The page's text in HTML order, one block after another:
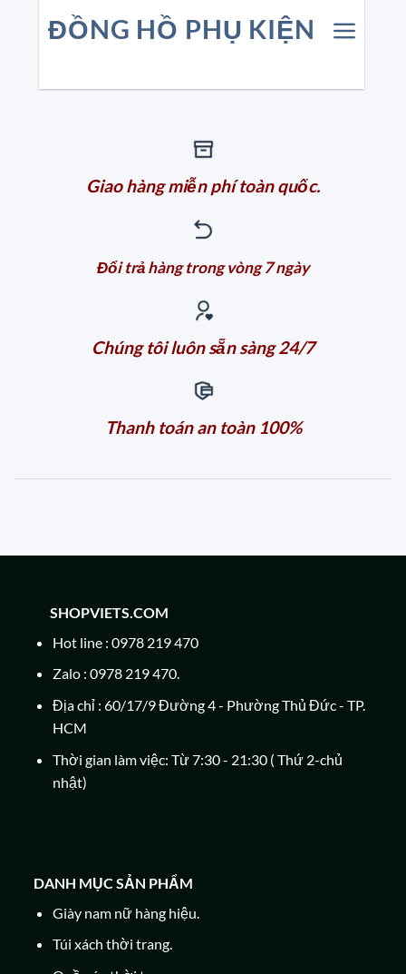
ĐỒNG HỒ PHỤ KIỆN
Giao hàng miễn phí toàn quốc.
Đổi trả hàng trong vòng 7 ngày
Chúng tôi luôn sẵn sàng 24/7
Thanh toán an toàn 100%
SHOPVIETS.COM
Hot line : 0978 219 470
Zalo : 0978 219 470.
Địa chỉ : 60/17/9 Đường 4 - Phường Thủ Đức - TP.
HCM
Thời gian làm việc: Từ 7:30 - 21:30 ( Thứ 2-chủ
nhật)
DANH MỤC SẢN PHẨM
Giày nam nữ hàng hiệu.
Túi xách thời trang.